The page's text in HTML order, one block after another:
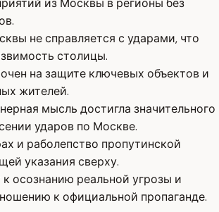
из Москвы в регионы без
не справляется с ударами, что
столицы.
на защите ключевых объектов и
жителей.
мысль достигла значительного
ударов по Москве.
и раболепство пропутинской
указания сверху.
осознанию реальной угрозы и
к официальной пропаганде.